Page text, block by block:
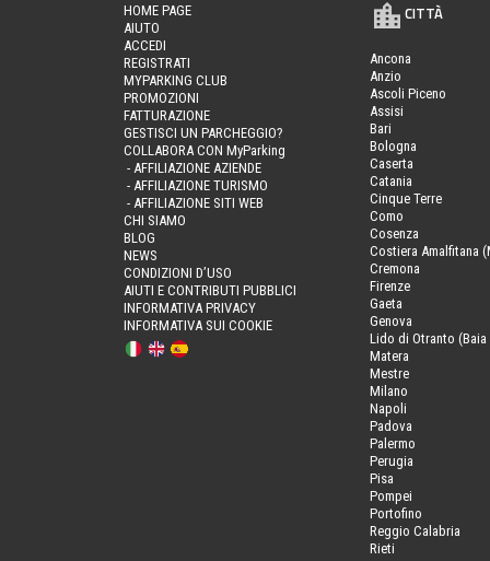
HOME PAGE
AIUTO
ACCEDI
REGISTRATI
MYPARKING CLUB
PROMOZIONI
FATTURAZIONE
GESTISCI UN PARCHEGGIO?
COLLABORA CON MyParking
- AFFILIAZIONE AZIENDE
- AFFILIAZIONE TURISMO
- AFFILIAZIONE SITI WEB
CHI SIAMO
BLOG
NEWS
CONDIZIONI D’USO
AIUTI E CONTRIBUTI PUBBLICI
INFORMATIVA PRIVACY
INFORMATIVA SUI COOKIE
CITTÀ
Ancona
Anzio
Ascoli Piceno
Assisi
Bari
Bologna
Caserta
Catania
Cinque Terre
Como
Cosenza
Costiera Amalfitana
Cremona
Firenze
Gaeta
Genova
Lido di Otranto (Baia
Matera
Mestre
Milano
Napoli
Padova
Palermo
Perugia
Pisa
Pompei
Portofino
Reggio Calabria
Rieti